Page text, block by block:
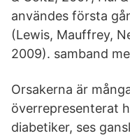
användes första
(Lewis, Mauffrey,
2009). samband
Orsakerna är
överrepresenterat
diabetiker, ses